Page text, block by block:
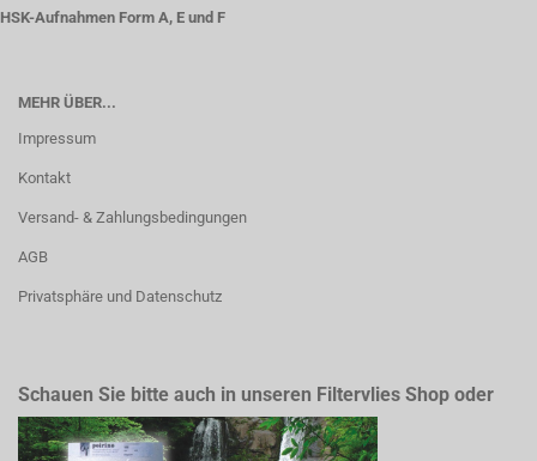
HSK-Aufnahmen Form A, E und F
MEHR ÜBER...
Impressum
Kontakt
Versand- & Zahlungsbedingungen
AGB
Privatsphäre und Datenschutz
Schauen Sie bitte auch in unseren Filtervlies Shop oder